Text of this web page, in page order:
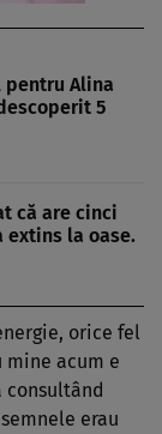
pentru Alina
5
că are cinci
extins la oase.
orice fel
mine acum e
erau